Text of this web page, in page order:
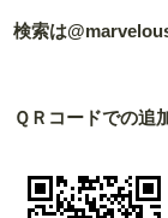
検索は
ＱＲコードでの追